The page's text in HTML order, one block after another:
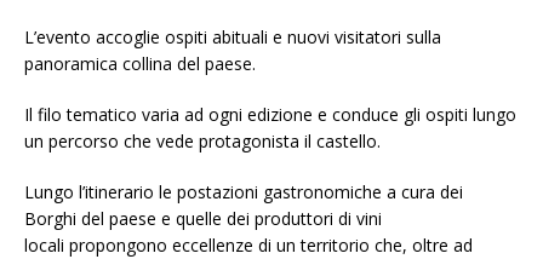
L’evento accoglie ospiti abituali e nuovi visitatori sulla
panoramica collina del paese.
Il filo tematico varia ad ogni edizione e conduce gli ospiti lungo
un percorso che vede protagonista il castello.
Lungo l’itinerario le postazioni gastronomiche a cura dei
Borghi del paese e quelle dei produttori di vini
locali propongono eccellenze di un territorio che, oltre ad